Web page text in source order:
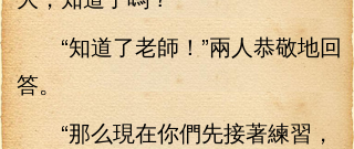
“知道了老師！”兩人恭敬地回
答。
“那么現在你們先接著練習，